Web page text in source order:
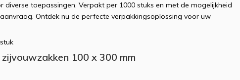
diverse toepassingen. Verpakt per 1000 stuks en met de mogelijkheid
Ontdek nu de perfecte verpakkingsoplossing voor uw
100 x 300 mm